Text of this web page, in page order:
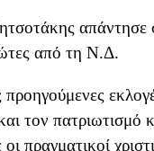
απάντησε
από τη Ν.Δ.
προηγούμενες
τον
οι πραγματικοί